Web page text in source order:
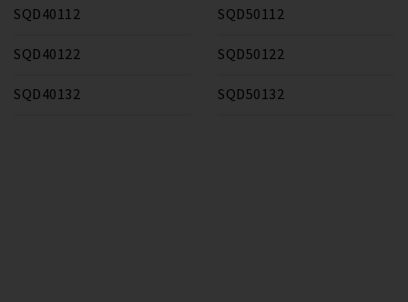
SQD40112
SQD40122
SQD40132
SQD50112
SQD50122
SQD50132